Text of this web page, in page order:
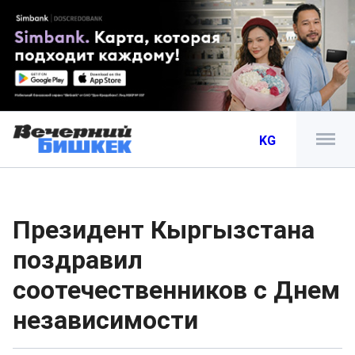
KG
Президент Кыргызстана
поздравил
соотечественников с Днем
независимости